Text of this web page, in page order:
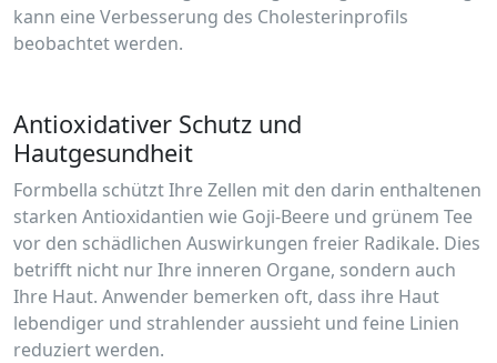
kann eine Verbesserung des Cholesterinprofils
beobachtet werden.
Antioxidativer Schutz und
Hautgesundheit
Formbella schützt Ihre Zellen mit den darin enthaltenen
starken Antioxidantien wie Goji-Beere und grünem Tee
vor den schädlichen Auswirkungen freier Radikale. Dies
betrifft nicht nur Ihre inneren Organe, sondern auch
Ihre Haut. Anwender bemerken oft, dass ihre Haut
lebendiger und strahlender aussieht und feine Linien
reduziert werden.